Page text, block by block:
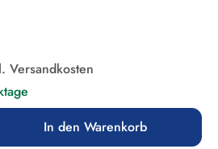
Versandkosten
den gewünschten Wert
In den Warenkorb